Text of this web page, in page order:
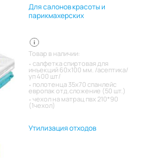
Для салонов красоты и
парикмахерских
Товар в наличии:
салфетка спиртовая для
инъекций 60х100 мм. /асептика/
уп 400 шт/
полотенца 35х70 спанлейс
европак отд.сложение (50 шт.)
чехол на матрац пвх 210*90
(1чехол)
Утилизация отходов